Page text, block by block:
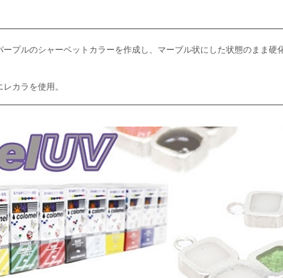
プルのシャーベットカラーを作成し、マーブル状にした状態のまま
カラを使用。